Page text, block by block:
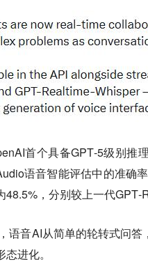
首个具备GPT‑5级别
语音智能评估中的准确
，分别较上一代
语音AI从简单的轮转式问
进化。